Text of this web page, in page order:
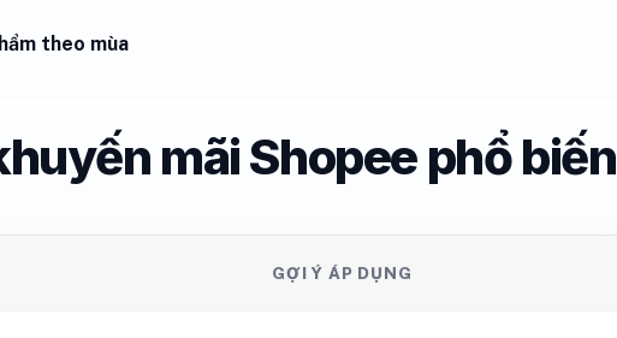
theo mùa
mãi Shopee phổ biến
GỢI Ý ÁP DỤNG